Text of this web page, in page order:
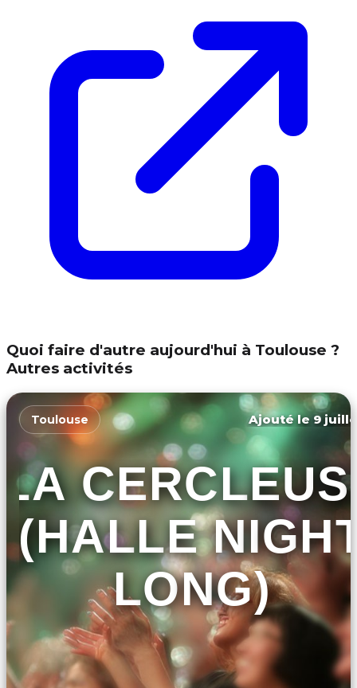
Quoi faire d'autre aujourd'hui à Toulouse ?
Autres activités
Toulouse Ajouté le 9
LA
(HALLE
LONG)